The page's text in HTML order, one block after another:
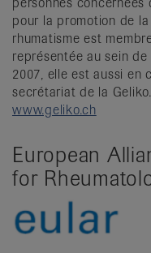
pour la promotion de
rhumatisme est
représentée au sein
2007, elle est aussi en
secrétariat de la Geliko.
www.geliko.ch
European
for